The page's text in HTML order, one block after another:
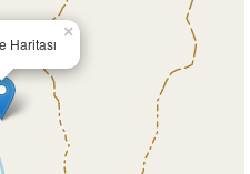
Haritası
×